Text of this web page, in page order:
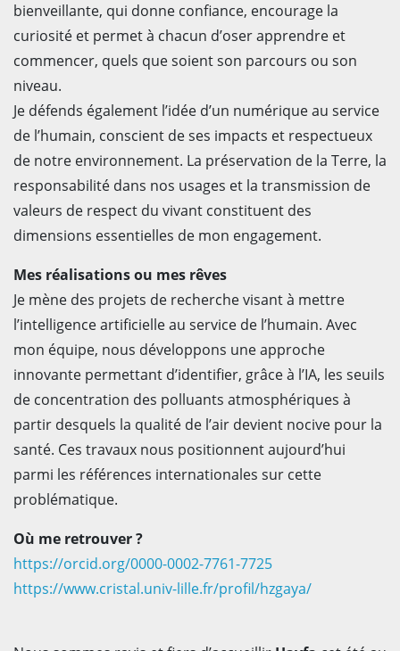
bienveillante, qui donne confiance, encourage la
curiosité et permet à chacun d’oser apprendre et
commencer, quels que soient son parcours ou son
niveau.
Je défends également l’idée d’un numérique au service
de l’humain, conscient de ses impacts et respectueux
de notre environnement. La préservation de la Terre, la
responsabilité dans nos usages et la transmission de
valeurs de respect du vivant constituent des
dimensions essentielles de mon engagement.
Mes réalisations ou mes rêves
Je mène des projets de recherche visant à mettre
l’intelligence artificielle au service de l’humain. Avec
mon équipe, nous développons une approche
innovante permettant d’identifier, grâce à l’IA, les seuils
de concentration des polluants atmosphériques à
partir desquels la qualité de l’air devient nocive pour la
santé. Ces travaux nous positionnent aujourd’hui
parmi les références internationales sur cette
problématique.
Où me retrouver ?
https://orcid.org/0000-0002-7761-7725
https://www.cristal.univ-lille.fr/profil/hzgaya/